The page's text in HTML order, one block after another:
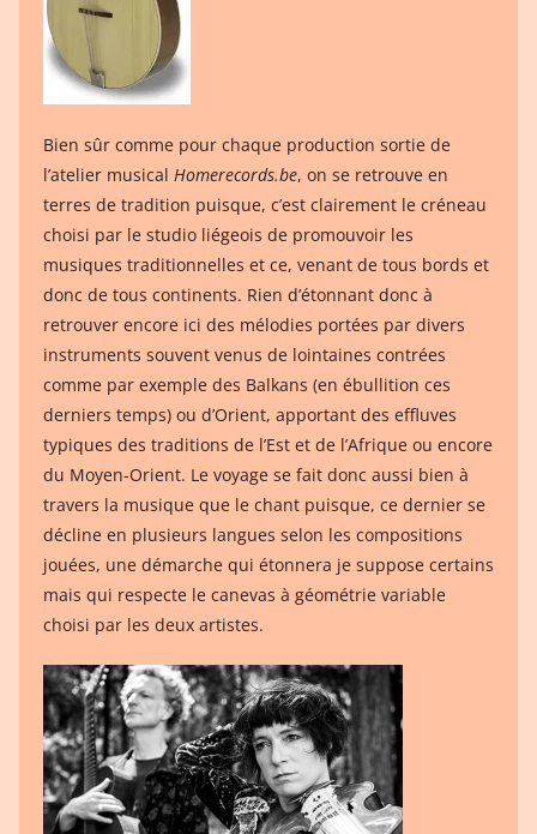
Bien sûr comme pour chaque production sortie de
l’atelier musical Homerecords.be, on se retrouve en
terres de tradition puisque, c’est clairement le créneau
choisi par le studio liégeois de promouvoir les
musiques traditionnelles et ce, venant de tous bords et
donc de tous continents. Rien d’étonnant donc à
retrouver encore ici des mélodies portées par divers
instruments souvent venus de lointaines contrées
comme par exemple des Balkans (en ébullition ces
derniers temps) ou d’Orient, apportant des effluves
typiques des traditions de l’Est et de l’Afrique ou encore
du Moyen-Orient. Le voyage se fait donc aussi bien à
travers la musique que le chant puisque, ce dernier se
décline en plusieurs langues selon les compositions
jouées, une démarche qui étonnera je suppose certains
mais qui respecte le canevas à géométrie variable
choisi par les deux artistes.